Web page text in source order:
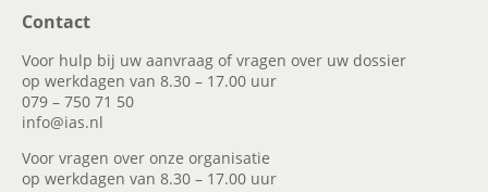
Contact
Voor hulp bij uw aanvraag of vragen over uw dossier
op werkdagen van 8.30 – 17.00 uur
079 – 750 71 50
info@ias.nl
Voor vragen over onze organisatie
op werkdagen van 8.30 – 17.00 uur